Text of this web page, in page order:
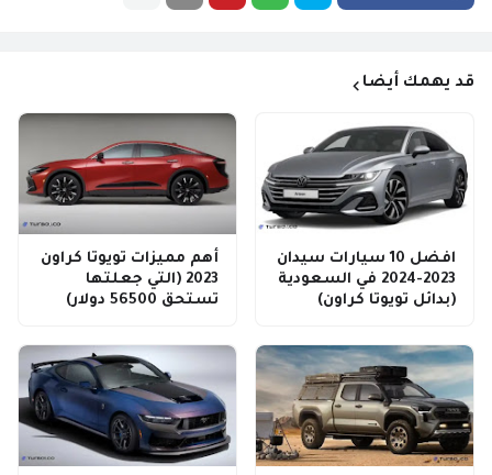
قد يهمك أيضا
افضل 10 سيارات سيدان
2023-2024 في السعودية
(بدائل تويوتا كراون)
أهم مميزات تويوتا كراون
2023 (التي جعلتها
تستحق 56500 دولار)